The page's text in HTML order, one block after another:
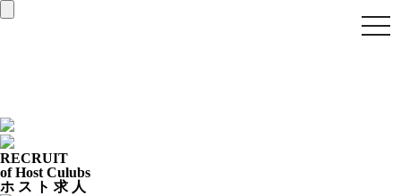
RECRUIT
of Host Culubs
ホ ス ト 求 人